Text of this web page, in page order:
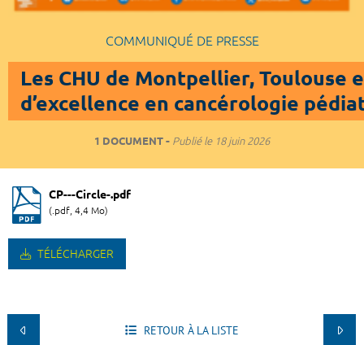
COMMUNIQUÉ DE PRESSE
Les CHU de Montpellier,
d’excellence en cancérologie
1 DOCUMENT Publié le18 juin 2026
CP---Circle-.pdf
(.pdf, 4,4 Mo)
TÉLÉCHARGER
RETOUR À LA LISTE